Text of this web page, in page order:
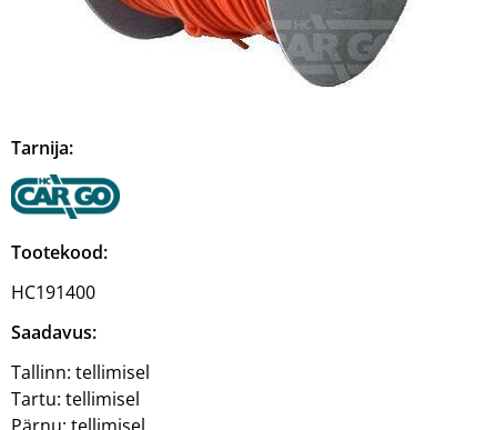
Tarnija:
Tootekood:
HC191400
Saadavus:
Tallinn: tellimisel
Tartu: tellimisel